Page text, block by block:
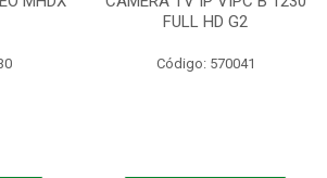
FULL HD G2
Código: 570041